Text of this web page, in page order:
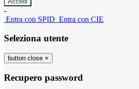
-
Entra con SPID Entra con CIE
Seleziona utente
button close ×
Recupero password